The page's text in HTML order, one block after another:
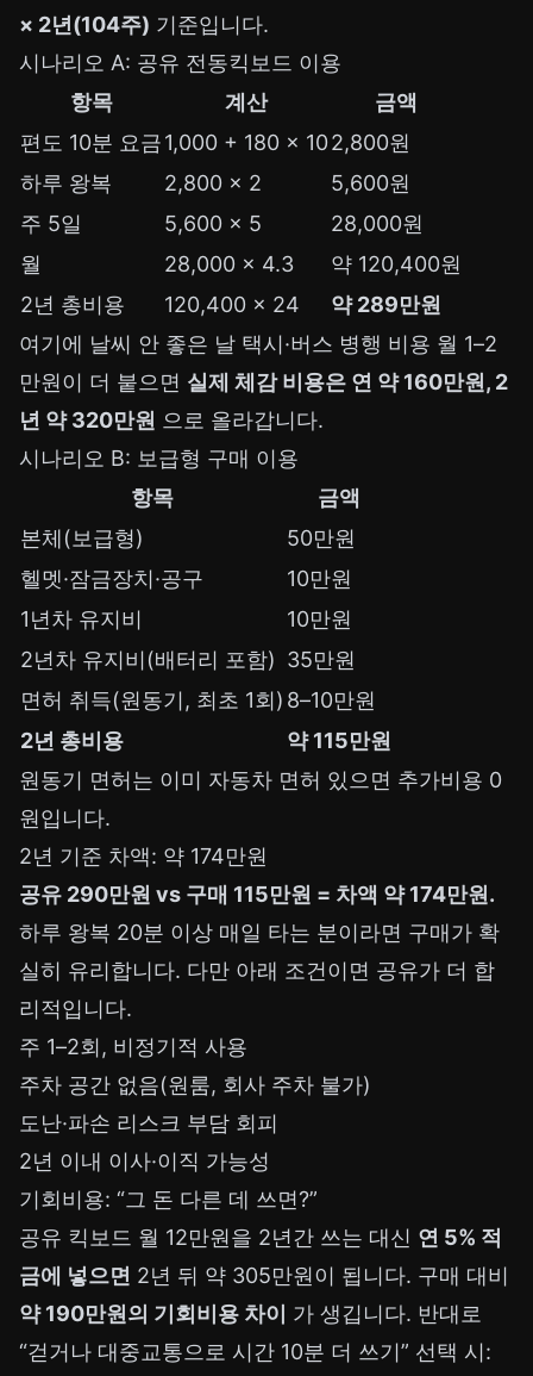
× 2년(104주) 기준입니다.
시나리오 A: 공유 전동킥보드 이용
항목
계산
금액
편도 10분 요금1,000 + 180 × 102,800원
하루 왕복
2,800 × 2
5,600원
주 5일
5,600 × 5
28,000원
월
28,000 × 4.3
약 120,400원
2년 총비용
120,400 × 24
약 289만원
여기에 날씨 안 좋은 날 택시·버스 병행 비용 월 1–2
만원이 더 붙으면 실제 체감 비용은 연 약 160만원, 2
년 약 320만원 으로 올라갑니다.
시나리오 B: 보급형 구매 이용
항목
금액
본체(보급형)
50만원
헬멧·잠금장치·공구
10만원
1년차 유지비
10만원
2년차 유지비(배터리 포함) 35만원
면허 취득(원동기, 최초 1회) 8–10만원
2년 총비용
약 115만원
원동기 면허는 이미 자동차 면허 있으면 추가비용 0
원입니다.
2년 기준 차액: 약 174만원
공유 290만원 vs 구매 115만원 = 차액 약 174만원.
하루 왕복 20분 이상 매일 타는 분이라면 구매가 확
실히 유리합니다. 다만 아래 조건이면 공유가 더 합
리적입니다.
주 1–2회, 비정기적 사용
주차 공간 없음(원룸, 회사 주차 불가)
도난·파손 리스크 부담 회피
2년 이내 이사·이직 가능성
기회비용: “그 돈 다른 데 쓰면?”
공유 킥보드 월 12만원을 2년간 쓰는 대신 연 5% 적
금에 넣으면 2년 뒤 약 305만원이 됩니다. 구매 대비
약 190만원의 기회비용 차이
가 생깁니다. 반대로
“걷거나 대중교통으로 시간 10분 더 쓰기” 선택 시: